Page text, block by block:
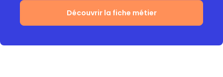
Découvrir la fiche métier